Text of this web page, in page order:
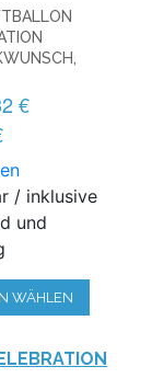
€
/ inklusive
und
WÄHLEN